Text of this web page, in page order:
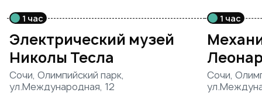
1 час
Электрический музей
Николы Тесла
Сочи, Олимпийский парк,
ул.Международная, 12
1 час
Сочи,